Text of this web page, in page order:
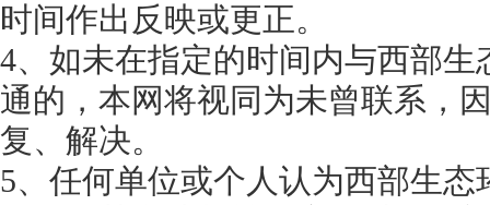
时间作出反映或更正。
4、如未在指定的时间内与西部
通的，本网将视同为未曾联系，
复、解决。
5、任何单位或个人认为西部生